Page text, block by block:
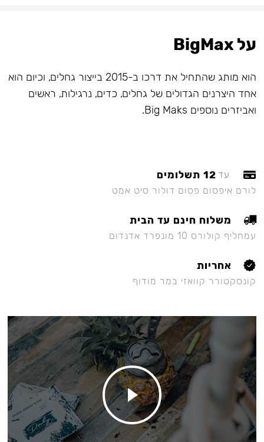
על BigMax
הוא מותג שהתחיל את דרכו ב-2015 בייצור גחלים, וכיום הוא
אחד היצרנים הגדולים של גחלים, כדים, נרגילות, ראשים
ואביזרים נוספים Big Maks.
עד 12 תשלומים
לורם איפסום פסום דולור סיט אמט
משלוח חינם עד הבית
עמחליף קולורס 10 מונפרד אדנדום
אחריות
קונסקטורר קוואזי במר מודוף